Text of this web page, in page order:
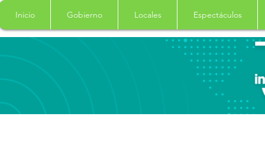
Inicio Gobierno Locales Espectáculos